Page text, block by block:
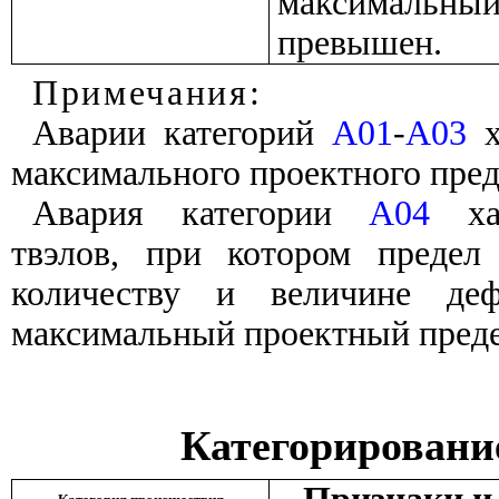
превышен.
Примечания:
Аварии категорий А01-А03
максимального проектного
Авария категории А04
твэлов, при котором предел
количеству и величине
максимальный проектный